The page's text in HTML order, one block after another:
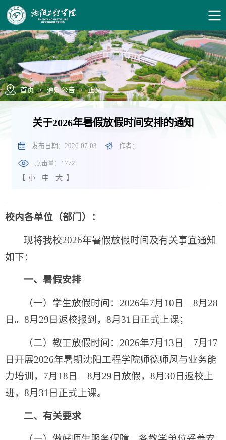
首页 > 通知公告 > 正文
关于2026年暑假放假时间安排的通知
发布日期：2026-07-03 作者：
点击量： 1772
【 小 中 大 】
校内各单位（部门）：
现将我校2026年暑假放假时间及有关事宜通知
如下：
一、暑假安排
（一）学生放假时间：2026年7月10日—8月28
日。8月29日返校报到，8月31日正式上课；
（二）教工放假时间：2026年7月13日—7月17
日开展2026年暑期沈阳工程学院师德师风与业务能
力培训，7月18日—8月29日放假，8月30日返校上
班，8月31日正式上课。
二、有关要求